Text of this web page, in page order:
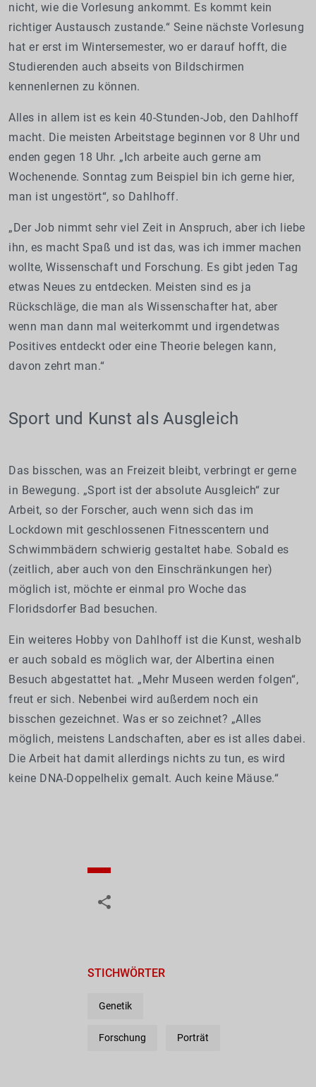
nicht, wie die Vorlesung ankommt. Es kommt kein
richtiger Austausch zustande.“ Seine nächste Vorlesung
hat er erst im Wintersemester, wo er darauf hofft, die
Studierenden auch abseits von Bildschirmen
kennenlernen zu können.
Alles in allem ist es kein 40-Stunden-Job, den Dahlhoff
macht. Die meisten Arbeitstage beginnen vor 8 Uhr und
enden gegen 18 Uhr. „Ich arbeite auch gerne am
Wochenende. Sonntag zum Beispiel bin ich gerne hier,
man ist ungestört“, so Dahlhoff.
„Der Job nimmt sehr viel Zeit in Anspruch, aber ich liebe
ihn, es macht Spaß und ist das, was ich immer machen
wollte, Wissenschaft und Forschung. Es gibt jeden Tag
etwas Neues zu entdecken. Meisten sind es ja
Rückschläge, die man als Wissenschafter hat, aber
wenn man dann mal weiterkommt und irgendetwas
Positives entdeckt oder eine Theorie belegen kann,
davon zehrt man.“
Sport und Kunst als Ausgleich
Das bisschen, was an Freizeit bleibt, verbringt er gerne
in Bewegung. „Sport ist der absolute Ausgleich“ zur
Arbeit, so der Forscher, auch wenn sich das im
Lockdown mit geschlossenen Fitnesscentern und
Schwimmbädern schwierig gestaltet habe. Sobald es
(zeitlich, aber auch von den Einschränkungen her)
möglich ist, möchte er einmal pro Woche das
Floridsdorfer Bad besuchen.
Ein weiteres Hobby von Dahlhoff ist die Kunst, weshalb
er auch sobald es möglich war, der Albertina einen
Besuch abgestattet hat. „Mehr Museen werden folgen“,
freut er sich. Nebenbei wird außerdem noch ein
bisschen gezeichnet. Was er so zeichnet? „Alles
möglich, meistens Landschaften, aber es ist alles dabei.
Die Arbeit hat damit allerdings nichts zu tun, es wird
keine DNA-Doppelhelix gemalt. Auch keine Mäuse.“
STICHWÖRTER
Genetik
Forschung Porträt